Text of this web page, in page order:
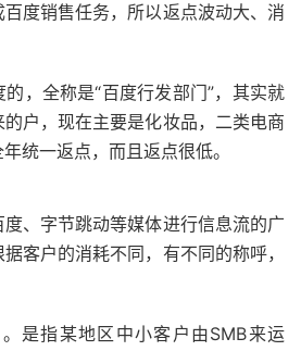
度销售任务，所以返点波动大、消
的，全称是“百度行发部门”，其实就
户，现在主要是化妆品，二类电商
统一返点，而且返点很低。
、字节跳动等媒体进行信息流的广
客户的消耗不同，有不同的称呼，
是指某地区中小客户由SMB来运